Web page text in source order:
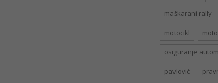
maškarani rally
motocikl
osiguranje
pavlović